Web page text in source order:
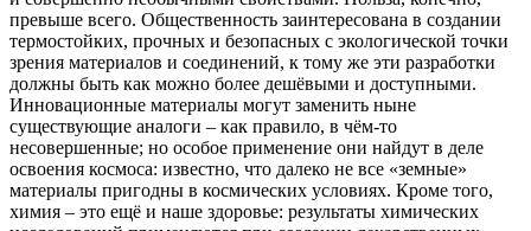
превыше всего. Общественность заинтересована в создании
термостойких, прочных и безопасных с экологической точки
зрения материалов и соединений, к тому же эти разработки
должны быть как можно более дешёвыми и доступными.
Инновационные материалы могут заменить ныне
существующие аналоги – как правило, в чём-то
несовершенные; но особое применение они найдут в деле
освоения космоса: известно, что далеко не все «земные»
материалы пригодны в космических условиях. Кроме того,
химия – это ещё и наше здоровье: результаты химических